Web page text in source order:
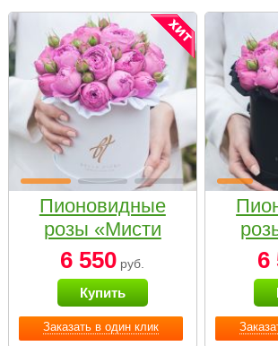
Заказать в один клик
Пионовидные
розы «Мисти
бабблс» в белой
коробке Small
6 550 руб.
Купить
6